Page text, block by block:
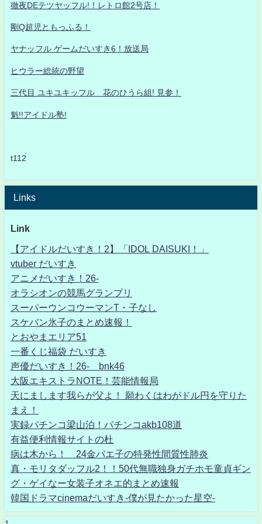
徹夜DEテツヤッフル!！レトロ館2号店！
剛Q超児ともっふる！
ヤナッフル ゲームだいすき6！放送局
ヒウラー総統の野望
三代目 ユキユキッフル 花のひうら組! 見参！
魁!!アイドル塾!
t112
Links
Link
【アイドルだいすき！2】「IDOL DAISUKI！」
vtuber だいすき
アニメだいすき！26-
オラシオンの競馬グランプリ
スーパーウンコウーマンT・子なし
スケバン氷子のまとめ速報！
とおやまエリア51
一番くじ福袋 だいすき
声優だいすき！26- bnk46
大阪エキストラNOTE！芸能情報局
天にまします我らが父よ！ 願わくはわがドル円を守りた
まえ！
実録パチンコ梁山泊！パチンコakb108道
有益便利情報サイトの杜
病は木から！ 24金バエ子の特発性間質性肺炎
真・モリタダッフル2！！50代無職独身ガチホモ童貞ギン
グ・ゲイなー女装子オネエ的まとめ速報
韓国ドラマcinemaだいすき-僕が見たかった星空-